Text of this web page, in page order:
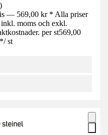
)
— 569,00 kr * Alla priser
inkl. moms och exkl.
per st569,00
*/ st